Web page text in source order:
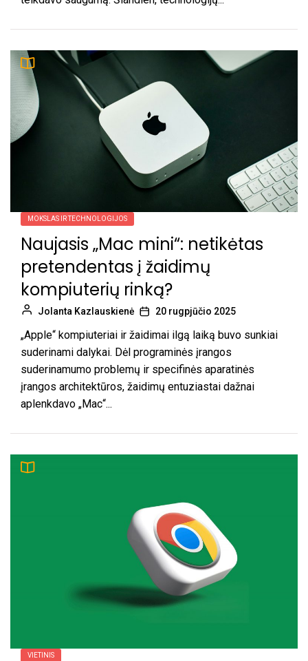
MOKSLAS IR TECHNOLOGIJOS
Naujasis „Mac mini“: netikėtas
pretendentas į žaidimų
kompiuterių rinką?
Jolanta Kazlauskienė 20 rugpjūčio 2025
„Apple“ kompiuteriai ir žaidimai ilgą laiką buvo sunkiai
suderinami dalykai. Dėl programinės įrangos
suderinamumo problemų ir specifinės aparatinės
įrangos architektūros, žaidimų entuziastai dažnai
aplenkdavo „Mac“...
VIETINIS